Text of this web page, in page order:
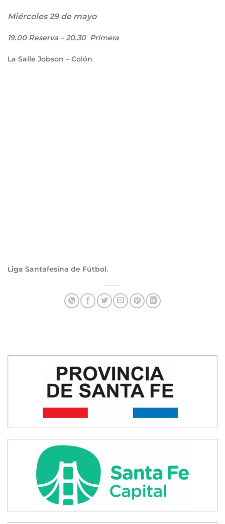
Miércoles 29 de mayo
19.00Reserva –20.30 Primera
La Salle Jobson – Colón
Liga Santafesina de Fútbol.